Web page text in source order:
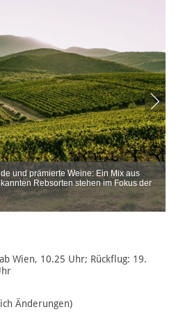
und prämierte Weine: Ein Mix aus
Rebsorten stehen im Fokus der
Wien, 10.25 Uhr; Rückflug: 19.
Änderungen)